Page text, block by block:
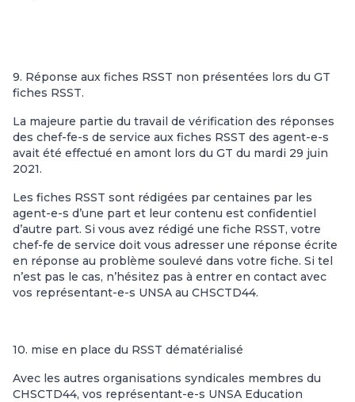
9. Réponse aux fiches RSST non présentées lors du GT
fiches RSST.
La majeure partie du travail de vérification des réponses
des chef-fe-s de service aux fiches RSST des agent-e-s
avait été effectué en amont lors du GT du mardi 29 juin
2021.
Les fiches RSST sont rédigées par centaines par les
agent-e-s d’une part et leur contenu est confidentiel
d’autre part. Si vous avez rédigé une fiche RSST, votre
chef-fe de service doit vous adresser une réponse écrite
en réponse au problème soulevé dans votre fiche. Si tel
n’est pas le cas, n’hésitez pas à entrer en contact avec
vos représentant-e-s UNSA au CHSCTD44.
10. mise en place du RSST dématérialisé
Avec les autres organisations syndicales membres du
CHSCTD44, vos représentant-e-s UNSA Education